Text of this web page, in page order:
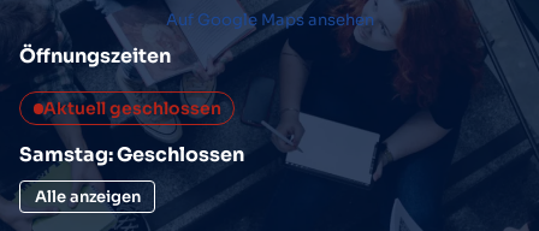
Öffnungszeiten
Aktuell geschlossen
Samstag: Geschlossen
Alle anzeigen
Auf Google Maps ansehen